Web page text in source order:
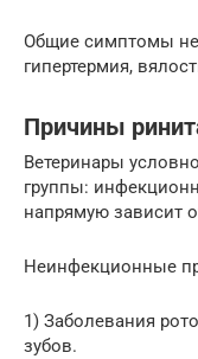
Общие симптомы
гипертермия,
Причины
Ветеринары
группы:
напрямую зависит
Неинфекционные
1) Заболевания
зубов.